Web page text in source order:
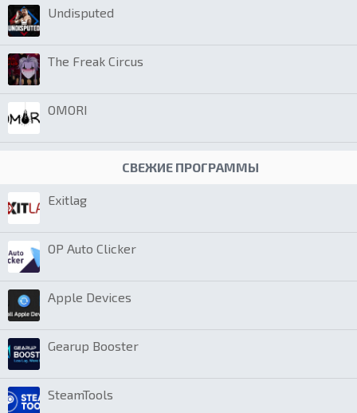
Undisputed
The Freak Circus
OMORI
СВЕЖИЕ ПРОГРАММЫ
Exitlag
OP Auto Clicker
Apple Devices
Gearup Booster
SteamTools